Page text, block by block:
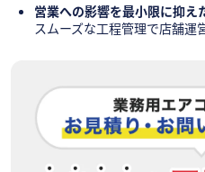
営業への影響を最小限に抑え
スムーズな工程管理で店舗運